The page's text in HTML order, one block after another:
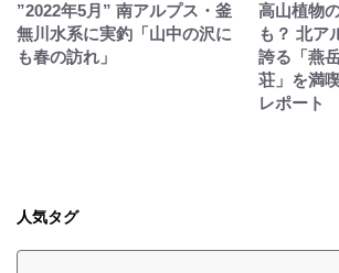
”2022年5月” 南アルプス・釜
無川水系に実釣「山中の沢に
も春の訪れ」
高山植物
も？ 北ア
誇る「燕
荘」を満
レポート
人気タグ